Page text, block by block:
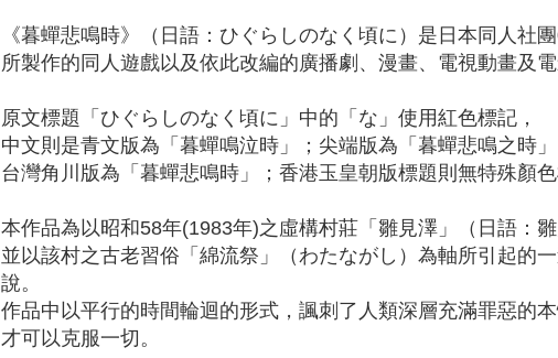
《暮蟬悲鳴時》（日語：ひぐらしのなく頃に）是日本同人社
所製作的同人遊戲以及依此改編的廣播劇、漫畫、電視動畫及電
原文標題「ひぐらしのなく頃に」中的「な」使用紅色標記，
中文則是青文版為「暮蟬鳴泣時」；尖端版為「暮蟬悲鳴之時」
台灣角川版為「暮蟬悲鳴時」；香港玉皇朝版標題則無特殊顏色
本作品為以昭和58年(1983年)之虛構村莊「雛見澤」（日語：
並以該村之古老習俗「綿流祭」（わたながし）為軸所引起的
說。
作品中以平行的時間輪迴的形式，諷刺了人類深層充滿罪惡的
才可以克服一切。